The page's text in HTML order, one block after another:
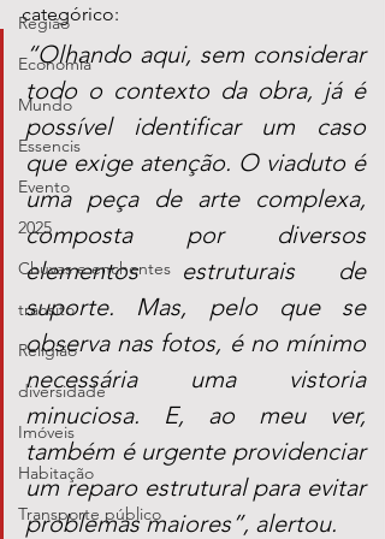
Região
Economia
Mundo
Essencis
Evento
2025
Chuvas e enchentes
transito
Religião
diversidade
Imóveis
Habitação
Transporte público
categórico:
“Olhando aqui, sem considerar
todo o contexto da obra, já é
possível identificar um caso
que exige atenção. O viaduto é
uma peça de arte complexa,
composta por diversos
elementos estruturais de
suporte. Mas, pelo que se
observa nas fotos, é no mínimo
necessária uma vistoria
minuciosa. E, ao meu ver,
também é urgente providenciar
um reparo estrutural para evitar
problemas maiores”, alertou.